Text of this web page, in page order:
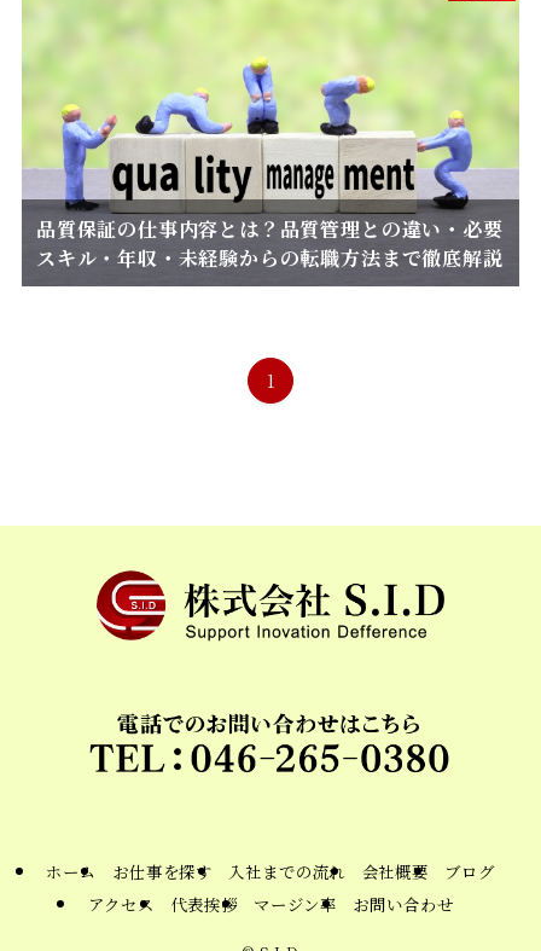
品質保証の仕事内容とは？品質管理との違い・必要
スキル・年収・未経験からの転職方法まで徹底解説
1
ホーム お仕事を探す 入社までの流れ 会社概要
ブログ
アクセス
代表挨拶 マージン率 お問い合わせ